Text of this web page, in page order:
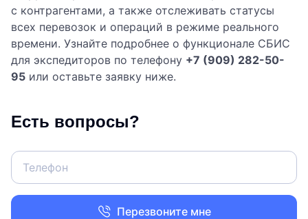
с контрагентами, а также отслеживать статусы
всех перевозок и операций в режиме реального
времени. Узнайте подробнее о функционале СБИС
для экспедиторов по телефону +7 (909) 282-50-
95 или оставьте заявку ниже.
Есть вопросы?
Перезвоните мне